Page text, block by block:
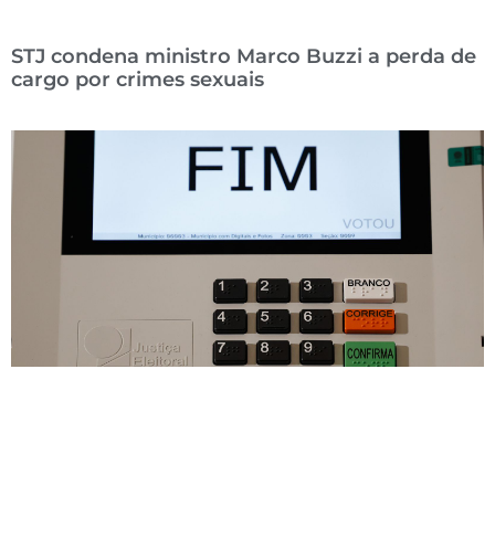
STJ condena ministro Marco Buzzi a perda de
cargo por crimes sexuais